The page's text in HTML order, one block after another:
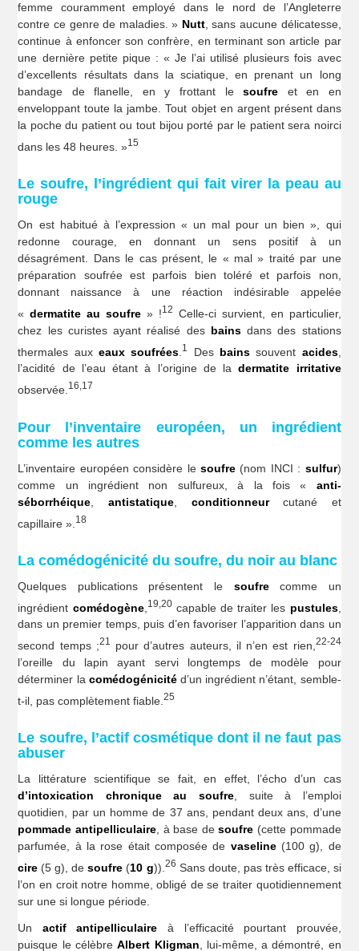
femme couramment employé dans le nord de l’Angleterre
contre ce genre de maladies. » Nutt, sans aucune délicatesse,
continue à enfoncer son confrère, en terminant son article par
une dernière petite pique : « Je l’ai utilisé plusieurs fois avec
d’excellents résultats dans la sciatique, en prenant un long
bandage de flanelle, en y frottant lesoufre et en en
enveloppant toute la jambe. Tout objet en argent présent dans
la poche du patient ou tout bijou porté par le patient sera noirci
dans les 48 heures. »15
Le soufre, l’ingrédient qui fait virer la peau au
rouge
On est habitué à l’expression « un mal pour un bien », qui
redonne courage, en donnant un sens positif à un
désagrément. Dans le cas présent, le « mal » traité par une
préparation soufrée est parfois bien toléré et parfois non,
donnant naissance à une réaction indésirable appelée
«dermatite au soufre » !12
Celle-ci survient, en particulier,
chez les curistes ayant réalisé des bainsdans des stations
thermales auxeaux soufrées 1 Des bainssouvent acides,
l’acidité de l’eau étant à l’origine de ladermatite irritative
observée. 16,17
Pour l’inventaire européen, un ingrédient
comme les autres
L’inventaire européen considère le soufre (nom INCI : sulfur)
comme un ingrédient non sulfureux, à la fois « anti-
séborrhéique
antistatique, conditionneurcutané et
capillaire ». 18
La comédogénicité du soufre, du noir au blanc
Quelques publications présentent le soufrecomme un
ingrédient comédogène, 19,20capable de traiter les pustules,
dans un premier temps, puis d’en favoriser l’apparition dans un
second temps ;21 pour d’autres auteurs, il n’en est rien, 22-24
l’oreille du lapin ayant servi longtemps de modèle pour
déterminer la comédogénicitéd’un ingrédient n’étant, semble-
t-il, pas complètement fiable.25
Le soufre, l’actif cosmétique dont il ne faut pas
abuser
La littérature scientifique se fait, en effet, l’écho d’un cas
d’intoxication chronique
au soufre , suite à l’emploi
quotidien, par un homme de 37 ans, pendant deux ans, d’une
pommade antipelliculaire , à base desoufre (cette pommade
parfumée, à la rose était composée de vaseline(100 g), de
cire (5 g), desoufre (10 g)). 26 Sans doute, pas très efficace, si
l’on en croit notre homme, obligé de se traiter quotidiennement
sur une si longue période.
Un actif antipelliculaire à l’efficacité pourtant prouvée,
puisque le célèbreAlbert Kligman , lui-même, a démontré, en